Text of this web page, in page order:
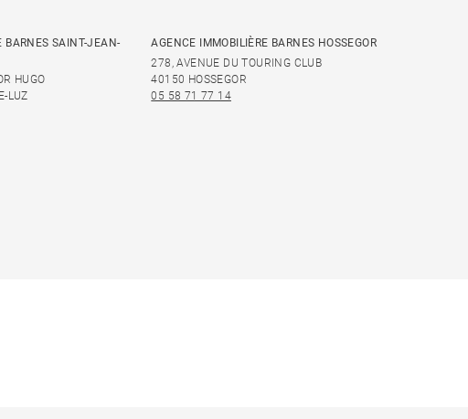
BARNES SAINT-JEAN-
HUGO
LUZ
AGENCE IMMOBILIÈRE BARNES HOSSEGOR
278, AVENUE DU TOURING CLUB
40150 HOSSEGOR
05 58 71 77 14